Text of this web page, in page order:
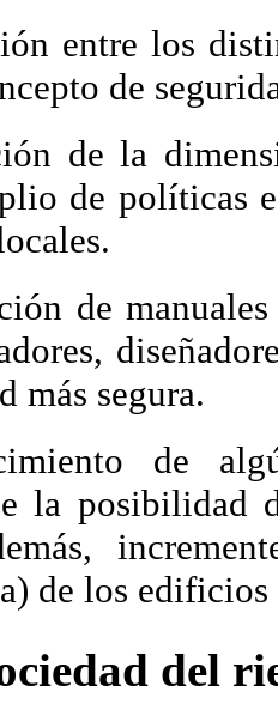
entre los
de
de la
de políticas
de
más segura.
de
la posibilidad
de los edificios
del